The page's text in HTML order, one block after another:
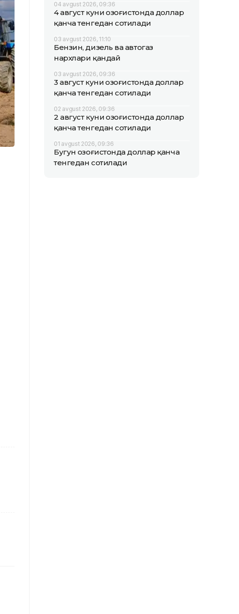
04 avgust 2026, 09:36
4 август куни Қозоғистонда доллар
қанча тенгедан сотилади
03 avgust 2026, 11:10
Бензин, дизель ва автогаз
нархлари қандай
03 avgust 2026, 09:36
3 август куни Қозоғистонда доллар
қанча тенгедан сотилади
02 avgust 2026, 09:36
2 август куни Қозоғистонда доллар
қанча тенгедан сотилади
01 avgust 2026, 09:36
Бугун Қозоғистонда доллар қанча
тенгедан сотилади